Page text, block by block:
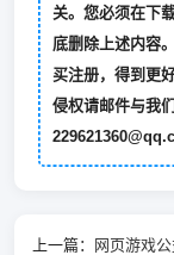
关。您必须在下
底删除上述内容
买注册，得到更
侵权请邮件与我
上一篇： 网页游戏